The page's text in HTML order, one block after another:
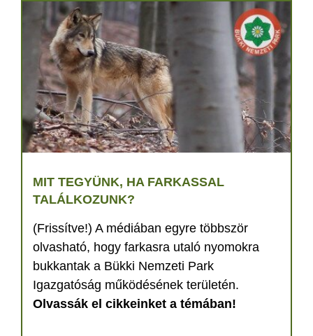
MIT TEGYÜNK, HA FARKASSAL
TALÁLKOZUNK?
(Frissítve!) A médiában egyre többször
olvasható, hogy farkasra utaló nyomokra
bukkantak a Bükki Nemzeti Park
Igazgatóság működésének területén.
Olvassák el cikkeinket a témában!